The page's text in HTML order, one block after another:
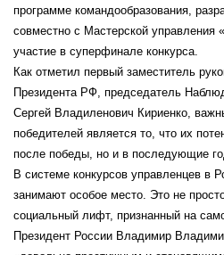
программе командообразования,
совместно с Мастерской управления
участие в суперфинале конкурса.
Как отметил первый заместитель
Президента РФ, председатель
Сергей Владиленович Кириенко,
победителей является то, что их
после победы, но и в последующие
В системе конкурсов управленцев в
занимают особое место. Это не
социальный лифт, признанный на
Президент России Владимир